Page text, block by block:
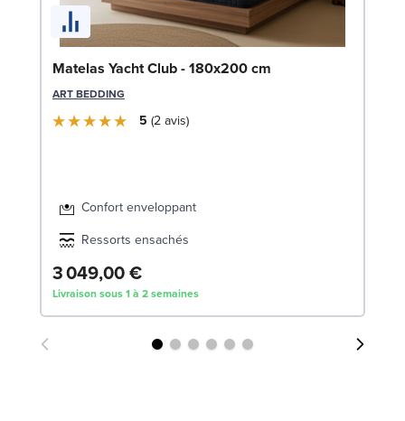
Matelas Yacht Club - 180x200 cm
ART BEDDING
5 2avis
Confort enveloppant
Ressorts ensachés
3 049,00 €
Livraison sous 1 à 2 semaines